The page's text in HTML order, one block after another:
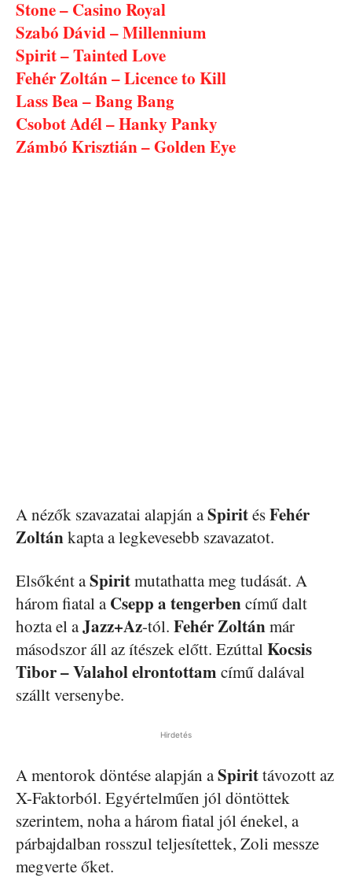
Stone – Casino Royal
Szabó Dávid – Millennium
Spirit – Tainted Love
Fehér Zoltán – Licence to Kill
Lass Bea – Bang Bang
Csobot Adél – Hanky Panky
Zámbó Krisztián – Golden Eye
A nézők szavazatai alapján aSpiritésFehér
Zoltánkapta a legkevesebb szavazatot.
Elsőként aSpiritmutathatta meg tudását. A
három fiatal aCsepp a tengerbencímű dalt
hozta el aJazz+Az-tól. Fehér Zoltánmár
másodszor áll az ítészek előtt. Ezúttal Kocsis
Tibor – Valahol elrontottam című dalával
szállt versenybe.
Hirdetés
A mentorok döntése alapján aSpirittávozott az
X-Faktorból. Egyértelműen jól döntöttek
szerintem, noha a három fiatal jól énekel, a
párbajdalban rosszul teljesítettek, Zoli messze
megverte őket.